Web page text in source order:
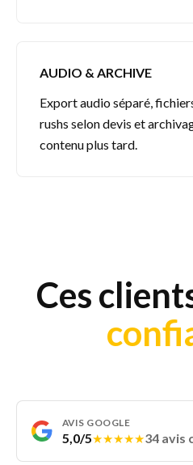
AUDIO & ARCHIVE
Export audio séparé,
rushs selon devis et
contenu plus tard.
Ces
AVIS GOOGLE
5,0/5★★★★★34 avis